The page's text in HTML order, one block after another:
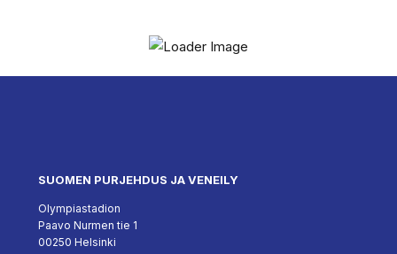
SUOMEN PURJEHDUS JA VENEILY
Olympiastadion
Paavo Nurmen tie 1
00250 Helsinki